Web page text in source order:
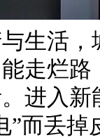
生活
走烂
进入
”而丢